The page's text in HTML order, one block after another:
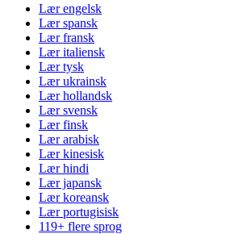
Lær engelsk
Lær spansk
Lær fransk
Lær italiensk
Lær tysk
Lær ukrainsk
Lær hollandsk
Lær svensk
Lær finsk
Lær arabisk
Lær kinesisk
Lær hindi
Lær japansk
Lær koreansk
Lær portugisisk
119+ flere sprog